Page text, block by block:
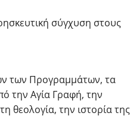
σύγχυση στους
των Προγραμμάτων, τα
την Αγία Γραφή, την
θεολογία, την ιστορία της